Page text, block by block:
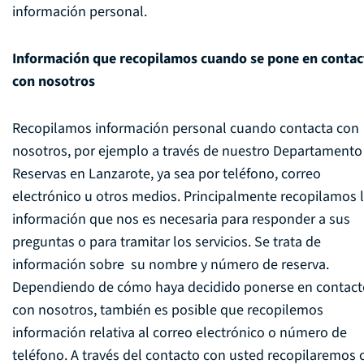
información personal.
Información que recopilamos cuando se pone en
con nosotros
Recopilamos información personal cuando contacta con
nosotros, por ejemplo a través de nuestro
Reservas en Lanzarote, ya sea por teléfono, correo
electrónico u otros medios. Principalmente recopilamos
información que nos es necesaria para responder a sus
preguntas o para tramitar los servicios. Se trata de
información sobre su nombre y número de reserva.
Dependiendo de cómo haya decidido ponerse en
con nosotros, también es posible que recopilemos
información relativa al correo electrónico o número de
teléfono. A través del contacto con usted recopilaremos